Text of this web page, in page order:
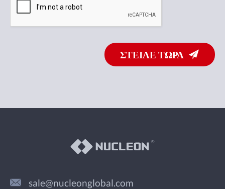
ΣΤΕΙΛΕ ΤΩΡΑ
sale@nucleonglobal.com